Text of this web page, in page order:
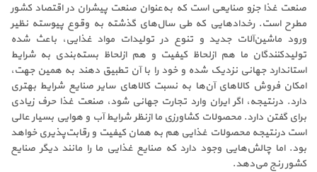
صنعت غذا جزو صنایعی است که به‌عنوان صنعت پیشران در اقتصاد کشور
مطرح است. رخدادهایی که طی سال‌های گذشته به وقوع پیوسته نظیر
ورود ماشین‌آلات جدید و تنوع در تولیدات مواد غذایی، باعث شده
تولیدکنندگان ما هم ازلحاظ کیفیت و هم ازلحاظ بسته‌بندی به شرایط
استاندارد جهانی نزدیک شده و خود را با آن تطبیق دهند به همین جهت،
امکان فروش کالاهای آن‌ها به نسبت کالاهای سایر صنایع شرایط بهتری
دارد. درنتیجه، اگر ایران وارد تجارت جهانی شود، صنعت غذا حرف زیادی
برای گفتن دارد. محصولات کشاورزی ما ازنظر شرایط آب و هوایی بسیار عالی
است درنتیجه محصولات غذایی هم به همان کیفیت و رقابت‌پذیری خواهد
بود. اما چالش‌هایی وجود دارد که صنایع غذایی ما را مانند دیگر صنایع
کشور رنج می‌دهد.